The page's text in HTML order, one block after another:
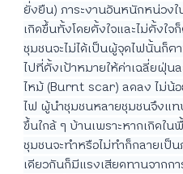
ยั่งยืน) ภาระงานอันหนักหน่วง
เกิดขึ้นทั้งโดยตั้งใจและไม่ตั้งใ
ชุมชนจะไม่ได้เป็นผู้จุดไฟนั้นก็
ไปที่ตั้งเป้าหมายให้ค่าเฉลี่ยฝุ่น
ไหม้ (Burnt scar) ลดลง ไม่น้อ
ไฟ ผู้นำชุมชนหลายชุมชนจึงแทบ
ขึ้นใกล้ ๆ บ้านเพราะหากเกิดใ
ชุมชนจะทำหรือไม่ทำก็กลายเ
เดียวกันก็มีแรงเสียดทานจากก